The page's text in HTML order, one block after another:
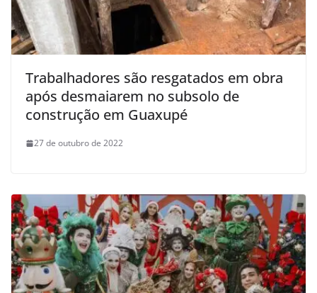
Trabalhadores são resgatados em obra
após desmaiarem no subsolo de
construção em Guaxupé
27 de outubro de 2022